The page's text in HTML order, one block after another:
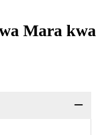
Mara kwa